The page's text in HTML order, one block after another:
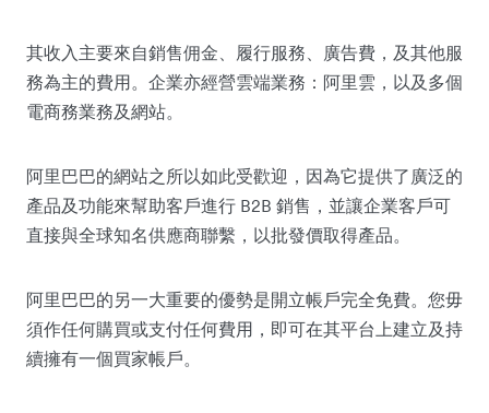
其收入主要來自銷售佣金、履行服務、廣告費，及其他服
務為主的費用。企業亦經營雲端業務：阿里雲，以及多個
電商務業務及網站。
阿里巴巴的網站之所以如此受歡迎，因為它提供了廣泛的
產品及功能來幫助客戶進行 B2B 銷售，並讓企業客戶可
直接與全球知名供應商聯繫，以批發價取得產品。
阿里巴巴的另一大重要的優勢是開立帳戶完全免費。您毋
須作任何購買或支付任何費用，即可在其平台上建立及持
續擁有一個買家帳戶。